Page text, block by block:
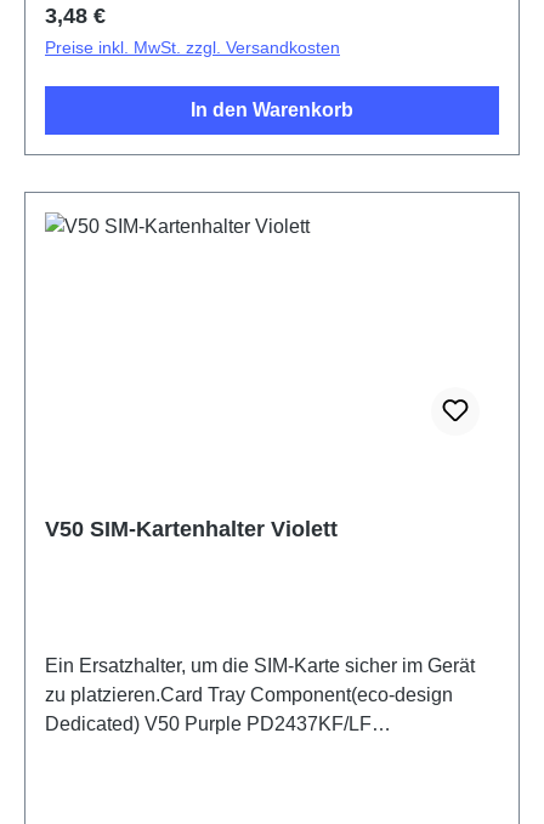
Regulärer Preis:
3,48 €
Preise inkl. MwSt. zzgl. Versandkosten
In den Warenkorb
V50 SIM-Kartenhalter Violett
Ein Ersatzhalter, um die SIM-Karte sicher im Gerät
zu platzieren.Card Tray Component(eco-design
Dedicated) V50 Purple PD2437KF/LF